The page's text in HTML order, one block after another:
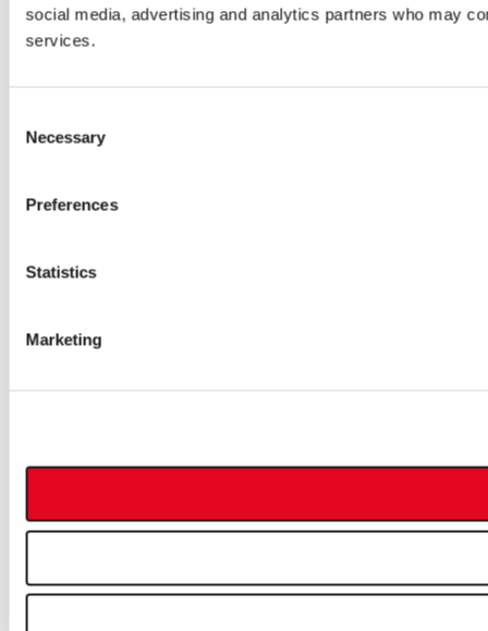
social media, advertising and analytics partners who may
services.
Selection
Necessary
Preferences
Statistics
Marketing